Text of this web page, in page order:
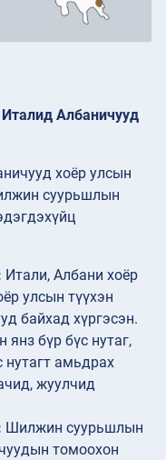
Албаничууд
хоёр улсын
суурьшлын
Итали, Албани хоёр
улсын түүхэн
байхад хүргэсэн.
бүр бүс нутаг,
нутагт амьдрах
жуулчид
Шилжин суурьшлын
томоохон